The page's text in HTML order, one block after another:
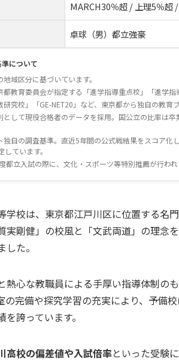
MARCH30％超 / 上理5％超
卓球（男）都立強豪
について
地域区分に基づいています。
都教育委員会が指定する「進学指導重点校」「進学指
研究校」「GE-NET20」など、東京都から独自の教
として現役合格者のデータを採用。国公立の比率は
独自の調査基準。直近5年間の公式戦結果をスコア
しています。
都立入試の際に、文化・スポーツ等特別推薦が行われ
学校は、東京都江戸川区に位置する名
実剛健」の校風と「文武両道」の理念
た。
熱心な教職員による手厚い指導体制の
の完備や探究学習の充実により、予備
誇っています。
高校の偏差値や入試倍率といった受験